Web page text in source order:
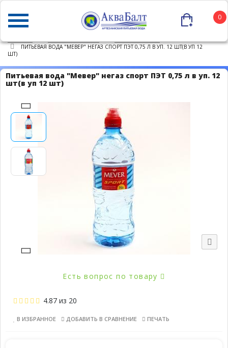
0
ПИТЬЕВАЯ ВОДА "МЕВЕР" НЕГАЗ СПОРТ ПЭТ 0,75 Л В УП. 12 ШТ(В УП 12
ШТ)
Питьевая вода "Мевер" негаз спорт ПЭТ 0,75 л в уп. 12
шт(в уп 12 шт)
Есть вопрос по товару
4.87 из 20
В ИЗБРАННОЕ ДОБАВИТЬ В СРАВНЕНИЕ ПЕЧАТЬ